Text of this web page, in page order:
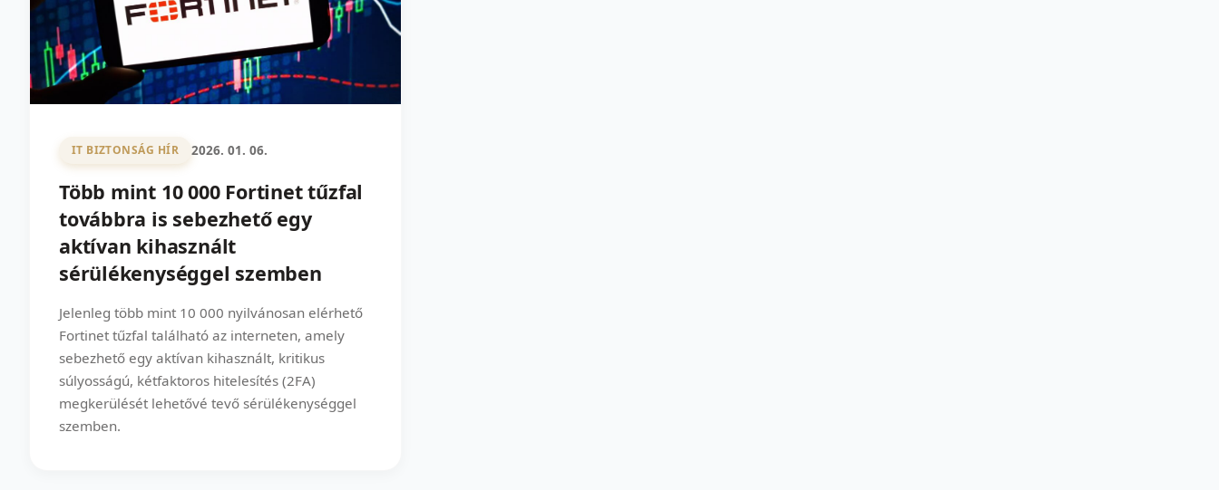
IT BIZTONSÁG HÍR 2026. 01. 06.
Több mint 10 000 Fortinet tűzfal
továbbra is sebezhető egy
aktívan kihasznált
sérülékenységgel szemben
Jelenleg több mint 10 000 nyilvánosan elérhető
Fortinet tűzfal található az interneten, amely
sebezhető egy aktívan kihasznált, kritikus
súlyosságú, kétfaktoros hitelesítés (2FA)
megkerülését lehetővé tevő sérülékenységgel
szemben.